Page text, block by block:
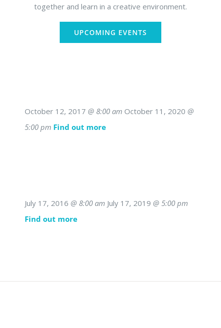
together and learn in a creative environment.
UPCOMING EVENTS
October 12, 2017 @ 8:00 am October 11, 2020 @
5:00 pm Find out more
July 17, 2016 @ 8:00 am July 17, 2019 @ 5:00 pm
Find out more